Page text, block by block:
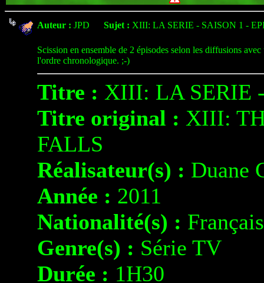
Auteur : JPD Sujet : XIII: LA SERIE - SAISON 1 -
Scission en ensemble de 2 épisodes selon les diffusions
l'ordre chronologique. ;-)
Titre : XIII: LA SERIE
Titre original : XIII:
FALLS
Réalisateur(s) : Duane
Année : 2011
Nationalité(s) :
Genre(s) : Série TV
Durée : 1H30